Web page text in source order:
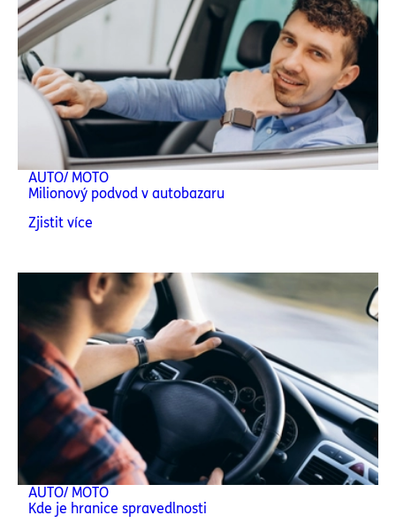
AUTO/ MOTO
Milionový podvod v autobazaru
Zjistit více
AUTO/ MOTO
Kde je hranice spravedlnosti